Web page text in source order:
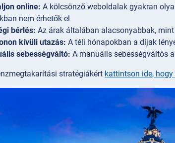
online: A kölcsönző weboldalak gyakran
nem érhetők el
bérlés: Az árak általában alacsonyabbak,
kívüli utazás: A téli hónapokban a díjak
sebességváltó: A manuális sebességváltós
stratégiákért kattintson ide,